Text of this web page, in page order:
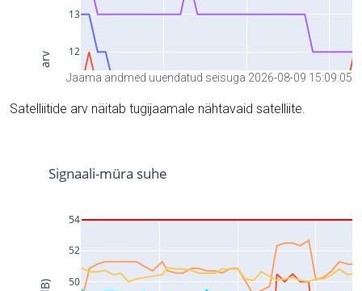
Jaama andmed uuendatud seisuga 2026-08-09 15:09:05
Satelliitide arv näitab tugijaamale nähtavaid satelliite.